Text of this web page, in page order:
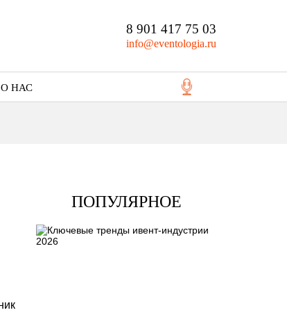
8 901 417 75 03
info@eventologia.ru
О НАС
ПОПУЛЯРНОЕ